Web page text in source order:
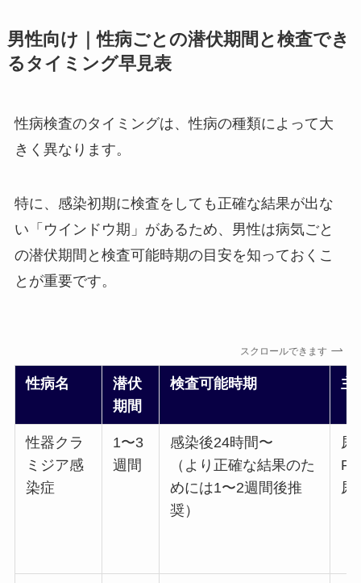
男性向け｜性病ごとの潜伏期間と検査でき
るタイミング早見表
性病検査のタイミングは、性病の種類によって大
きく異なります。
特に、感染初期に検査をしても正確な結果が出な
い「ウインドウ期」があるため、男性は病気ごと
の潜伏期間と検査可能時期の目安を知っておくこ
とが重要です。
スクロールできます
性病名
潜伏
期間
検査可能時期 主
性器クラ
ミジア感
染症
1〜3
週間
感染後24時間〜
（より正確な結果のた
めには1〜2週間後推
奨）
尿
尿